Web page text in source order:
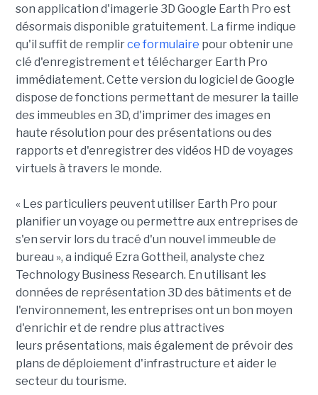
son application d'imagerie 3D Google Earth Pro est
désormais disponible gratuitement. La firme indique
qu'il suffit de remplirce formulaire pour obtenir une
clé d'enregistrement et télécharger Earth Pro
immédiatement. Cette version du logiciel de Google
dispose de fonctions permettant de mesurer la taille
des immeubles en 3D, d'imprimer des images en
haute résolution pour des présentations ou des
rapports et d'enregistrer des vidéos HD de voyages
virtuels à travers le monde.
« Les particuliers peuvent utiliser Earth Pro pour
planifier un voyage ou permettre aux entreprises de
s'en servir lors du tracé d'un nouvel immeuble de
bureau », a indiqué Ezra Gottheil, analyste chez
Technology Business Research. En utilisant les
données de représentation 3D des bâtiments et de
l'environnement, les entreprises ont un bon moyen
d'enrichir et de rendre plus attractives
leurs présentations, mais également de prévoir des
plans de déploiement d'infrastructure et aider le
secteur du tourisme.